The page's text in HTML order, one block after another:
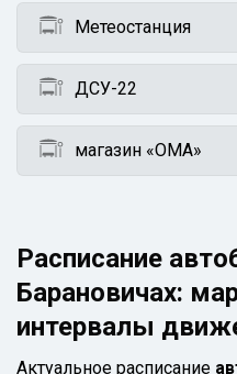
Метеостанция
ДСУ-22
магазин «ОМА»
Расписание
Барановичах:
интервалы
Актуальное расписание